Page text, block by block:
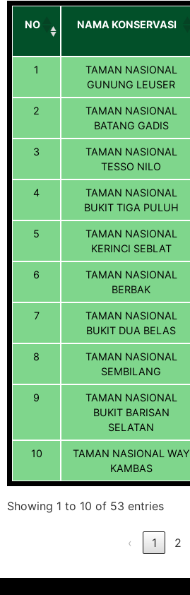
NO NAMA KONSERVASI
1
TAMAN NASIONAL
GUNUNG LEUSER
2
TAMAN NASIONAL
BATANG GADIS
3
TAMAN NASIONAL
TESSO NILO
4
TAMAN NASIONAL
BUKIT TIGA PULUH
5
TAMAN NASIONAL
KERINCI SEBLAT
6
TAMAN NASIONAL
BERBAK
7
TAMAN NASIONAL
BUKIT DUA BELAS
8
TAMAN NASIONAL
SEMBILANG
9
TAMAN NASIONAL
BUKIT BARISAN
SELATAN
10
TAMAN NASIONAL WAY
KAMBAS
Showing 1 to 10 of 53 entries
‹ 1 2